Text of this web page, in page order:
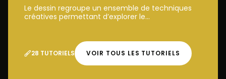
Le dessin regroupe un ensemble de techniques
créatives permettant d’explorer le...
28 TUTORIELS VOIR TOUS LES TUTORIELS